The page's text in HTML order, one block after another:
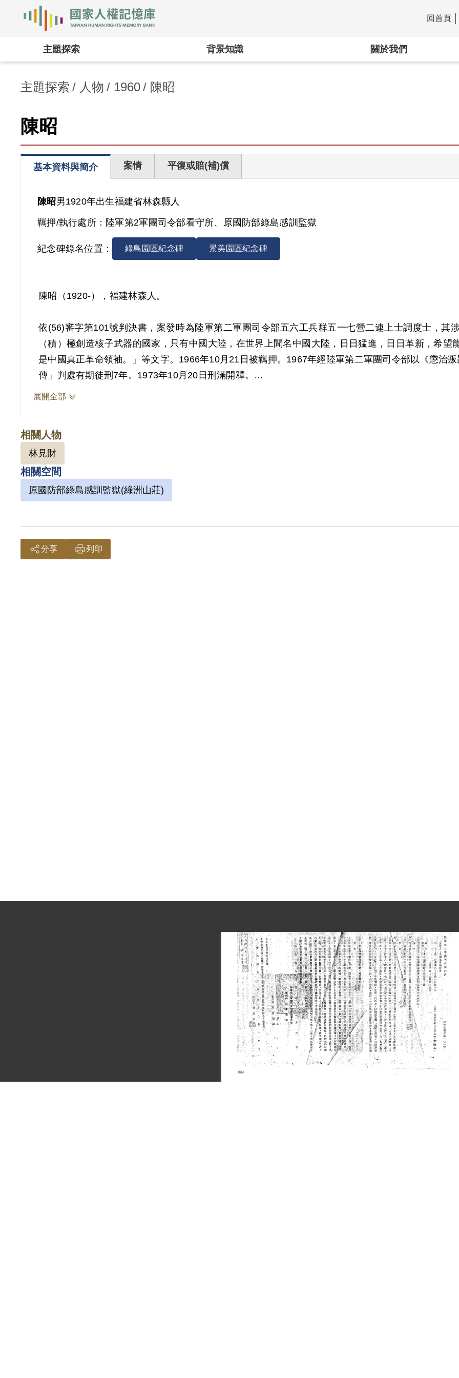
:::
回首頁
主題探索 背景知識 關於我們
主題探索 人物 1960 陳昭
陳昭
基本資料與簡介 案情 平復或賠(補)償
陳昭男1920年出生福建省林森縣人
羈押/執行處所： 陸軍第2軍團司令部看守所、原國防部綠島感訓監獄
紀念碑錄名位置： 綠島園區紀念碑 景美園區紀念碑
陳昭（1920-），福建林森人。
依(56)審字第101號判決書，案發時為陸軍第二軍團司令部五六工兵群五一七營二連上士調度士，其
（積）極創造核子武器的國家，只有中國大陸，在世界上聞名中國大陸，日日猛進，日日革新，希
是中國真正革命領袖。」等文字。1966年10月21日被羈押。1967年經陸軍第二軍團司令部以《懲治
傳」判處有期徒刑7年。1973年10月20日刑滿開釋。
2019年5月經促轉會公告撤銷判決處分。
展開全部
相關人物
林見財
相關空間
原國防部綠島感訓監獄(綠洲山莊)
分享 列印